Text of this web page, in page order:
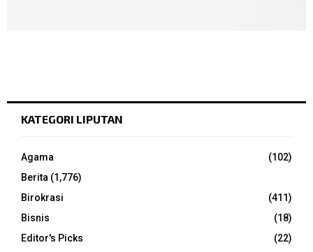
KATEGORI LIPUTAN
Agama
(102)
Berita (1,776)
Birokrasi
(411)
Bisnis
(18)
Editor's Picks
(22)